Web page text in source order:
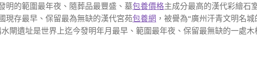
明的範圍最年夜、隨葬品最豐盛、墓包養價格主成分最高的漢代彩繪石
現存最早、保留最為無缺的漢代宮苑包養網 ，被譽為“廣州汗青文明名
閘遺址是世界上迄今發明年月最早、範圍最年夜、保留最無缺的一處